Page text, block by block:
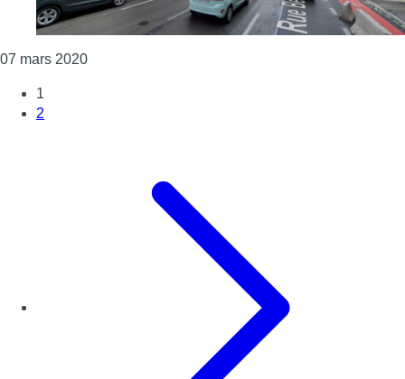
07 mars 2020Consulter l'article "Incendie dans un immeuble
1
2